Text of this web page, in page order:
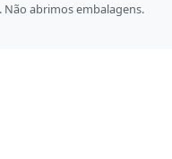
abrimos embalagens.